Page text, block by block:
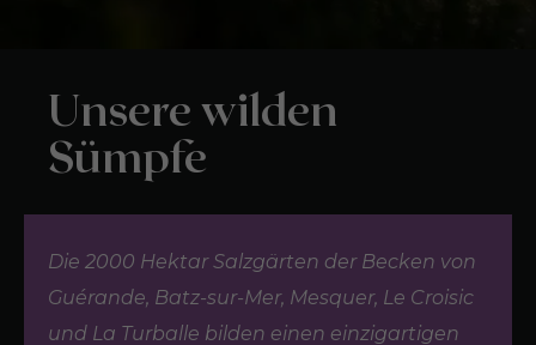
Unsere wilden
Sümpfe
Die 2000 Hektar Salzgärten der Becken von
Guérande, Batz-sur-Mer, Mesquer, Le Croisic
und La Turballe bilden einen einzigartigen